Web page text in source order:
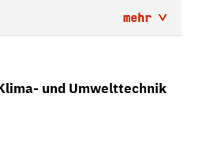
mehr
und Umwelttechnik